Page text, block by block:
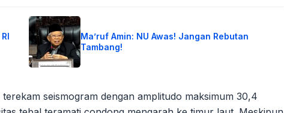
Ma’ruf Amin: NU Awas! Jangan Rebutan
Tambang!
seismogram dengan amplitudo maksimum 30,4